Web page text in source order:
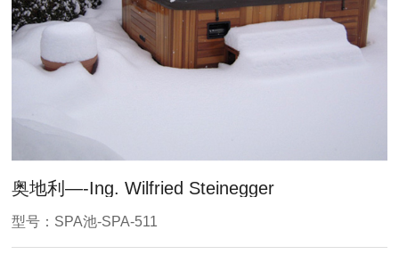
奥地利—-Ing. Wilfried Steinegger
型号：SPA池-SPA-511